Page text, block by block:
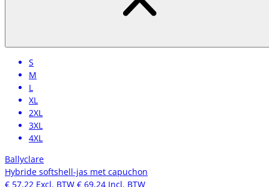
S
M
L
XL
2XL
3XL
4XL
Ballyclare
Hybride softshell-jas met capuchon
€ 57,22 Excl. BTW € 69,24 Incl. BTW